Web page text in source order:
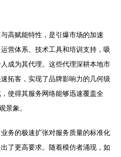
高赋能特性，是引爆市场的加速
营体系、技术工具和培训支持，吸
成为其代理。这些代理深耕本地市
拓客，实现了品牌影响力的几何级
使得其服务网络能够迅速覆盖全
景象。
务的极速扩张对服务质量的标准化
了更高要求。随着模仿者涌现，如